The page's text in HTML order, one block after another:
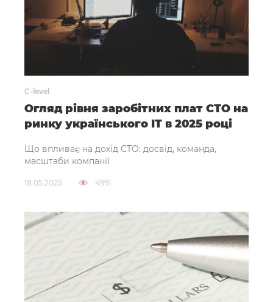
C-level
Огляд рівня заробітних плат СТО на
ринку українського IT в 2025 році
Що впливає на дохід CTO: досвід, команда,
масштаби компанії
18.05.2025 4991